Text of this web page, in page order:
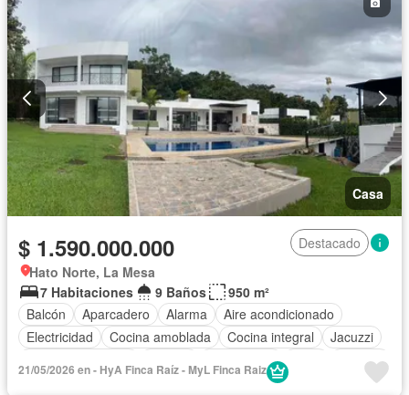
Casa
$ 1.590.000.000
Destacado
Hato Norte, La Mesa
7 Habitaciones
9 Baños
950 m²
Balcón
Aparcadero Alarma
Aire acondicionado
Electricidad
Cocina amoblada Cocina integral
Jacuzzi
Gas natural
Terraza
Tanque de agua
Vista panorámica Patio
21/05/2026 en - HyA Finca Raíz - MyL Finca Raiz